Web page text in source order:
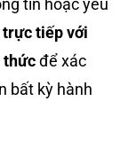
tin hoặc yêu
trực tiếp với
thứcđể xác
bất kỳ hành